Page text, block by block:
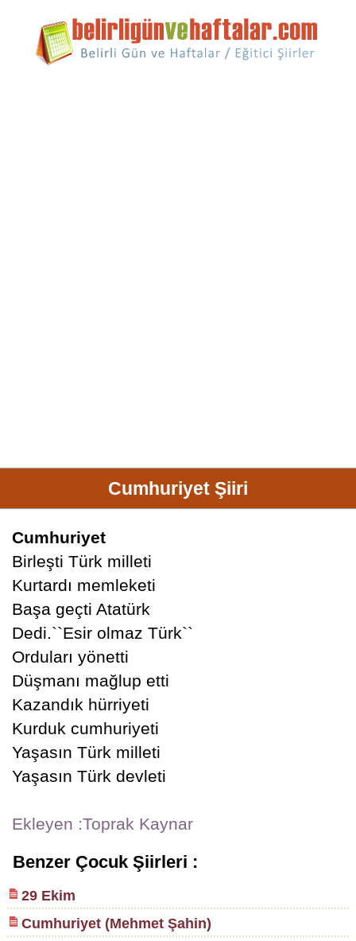
Cumhuriyet Şiiri
Cumhuriyet
Birleşti Türk milleti
Kurtardı memleketi
Başa geçti Atatürk
Dedi.``Esir olmaz Türk``
Orduları yönetti
Düşmanı mağlup etti
Kazandık hürriyeti
Kurduk cumhuriyeti
Yaşasın Türk milleti
Yaşasın Türk devleti
Ekleyen :Toprak Kaynar
Benzer Çocuk Şiirleri :
29 Ekim
Cumhuriyet (Mehmet Şahin)